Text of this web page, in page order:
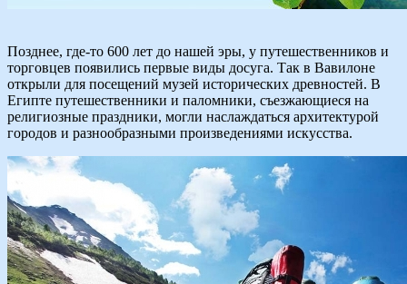
Позднее, где-то 600 лет до нашей эры, у путешественников и
торговцев появились первые виды досуга. Так в Вавилоне
открыли для посещений музей исторических древностей. В
Египте путешественники и паломники, съезжающиеся на
религиозные праздники, могли наслаждаться архитектурой
городов и разнообразными произведениями искусства.